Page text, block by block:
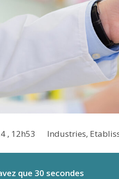
, 12h53 Industries,
que 30 secondes